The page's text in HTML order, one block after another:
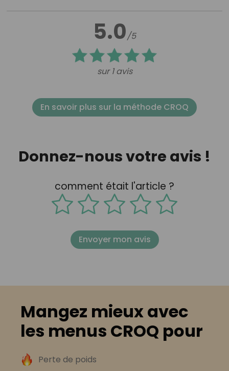
5.0/5
sur 1 avis
En savoir plus sur la méthode CROQ
Donnez-nous votre avis !
comment était l'article ?
Envoyer mon avis
Mangez mieux avec
les menus CROQ pour
Perte de poids